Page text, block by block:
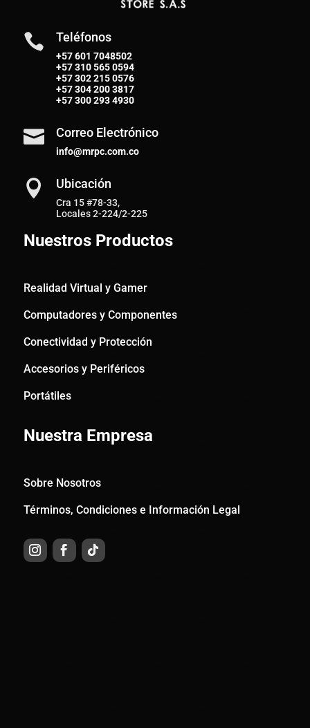
 Teléfonos
+57 601 7048502
+57310 565 0594
+57302 215 0576
+57304 200 3817
+57300 293 4930
 Correo Electrónico
info@mrpc.com.co
 Ubicación
Cra 15 #78-33,
Locales 2-224/2-225
Nuestros Productos
Realidad Virtual y Gamer
Computadores y Componentes
Conectividad y Protección
Accesorios y Periféricos
Portátiles
Nuestra Empresa
Sobre Nosotros
Términos, Condiciones e Información Legal